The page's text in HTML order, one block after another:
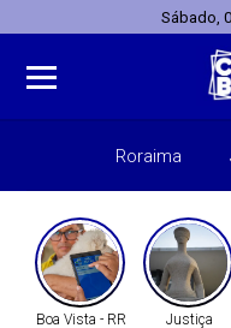
Sábado,
Roraima
Boa Vista - RR Justiça